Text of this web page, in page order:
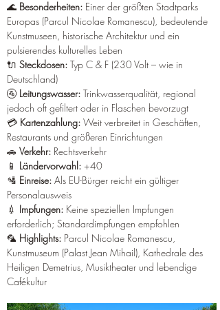
🌊 Besonderheiten: Einer der größten Stadtparks
Europas (Parcul Nicolae Romanescu), bedeutende
Kunstmuseen, historische Architektur und ein
pulsierendes kulturelles Leben
🔌 Steckdosen: Typ C & F (230 Volt – wie in
Deutschland)
🚰 Leitungswasser: Trinkwasserqualität, regional
jedoch oft gefiltert oder in Flaschen bevorzugt
💳 Kartenzahlung: Weit verbreitet in Geschäften,
Restaurants und größeren Einrichtungen
🚗 Verkehr: Rechtsverkehr
📱 Ländervorwahl: +40
🛂 Einreise: Als EU-Bürger reicht ein gültiger
Personalausweis
💉 Impfungen: Keine speziellen Impfungen
erforderlich; Standardimpfungen empfohlen
🦜 Highlights: Parcul Nicolae Romanescu,
Kunstmuseum (Palast Jean Mihail), Kathedrale des
Heiligen Demetrius, Musiktheater und lebendige
Cafékultur